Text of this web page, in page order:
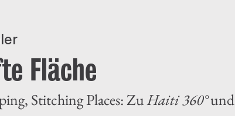
Fläche
Stitching Places: ZuHaiti 360°und